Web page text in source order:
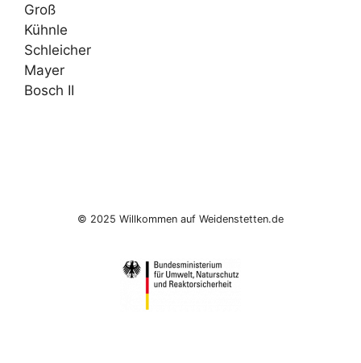
Groß
Kühnle
Schleicher
Mayer
Bosch II
© 2025 Willkommen auf Weidenstetten.de